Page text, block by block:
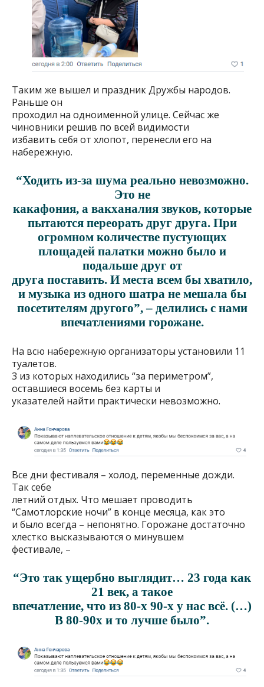
Таким же вышел и праздник Дружбы народов.
Раньше он
проходил на одноименной улице. Сейчас же
чиновники решив по всей видимости
избавить себя от хлопот, перенесли его на
набережную.
“Ходить из-за шума реально невозможно.
Это не
какафония, а вакханалия звуков, которые
пытаются переорать друг друга. При
огромном количестве пустующих
площадей палатки можно было и
подальше друг от
друга поставить. И места всем бы хватило,
и музыка из одного шатра не мешала бы
посетителям другого”, – делились с нами
впечатлениями горожане.
На всю набережную организаторы установили 11
туалетов.
3 из которых находились “за периметром”,
оставшиеся восемь без карты и
указателей найти практически невозможно.
Все дни фестиваля – холод, переменные дожди.
Так себе
летний отдых. Что мешает проводить
“Самотлорские ночи” в конце месяца, как это
и было всегда – непонятно. Горожане достаточно
хлестко высказываются о минувшем
фестивале, –
“Это так ущербно выглядит… 23 года как
21 век, а такое
впечатление, что из 80-х 90-х у нас всё. (…)
В 80-90х и то лучше было”.